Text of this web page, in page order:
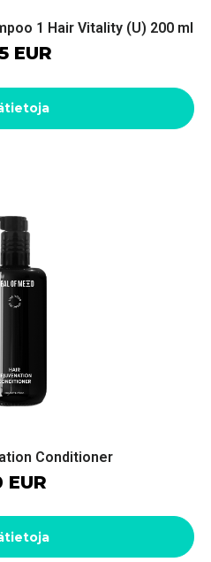
1 Hair Vitality (U) 200 ml
EUR
Conditioner
EUR